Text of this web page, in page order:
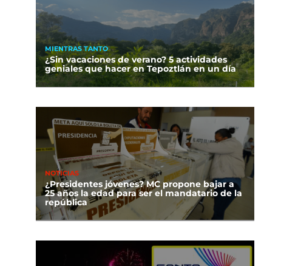
MIENTRAS TANTO
¿Sin vacaciones de verano? 5 actividades
geniales que hacer en Tepoztlán en un día
NOTICIAS
¿Presidentes jóvenes? MC propone bajar a
25 años la edad para ser el mandatario de la
república